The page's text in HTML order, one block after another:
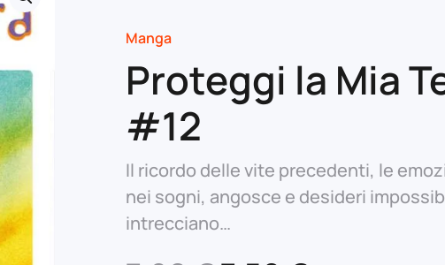
Manga
Proteggi la Mia
#12
Il ricordo delle vite precedenti, le
nei sogni, angosce e desideri
intrecciano…